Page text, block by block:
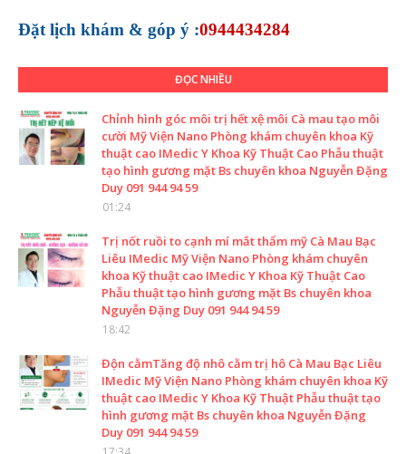
Đặt lịch khám & góp ý :0944434284
ĐỌC NHIỀU
Chỉnh hình góc môi trị hết xệ môi Cà mau tạo môi
cười Mỹ Viện Nano Phòng khám chuyên khoa Kỹ
thuật cao IMedic Y Khoa Kỹ Thuật Cao Phẫu thuật
tạo hình gương mặt Bs chuyên khoa Nguyễn Đặng
Duy 091 944 94 59
01:24
Trị nốt ruồi to cạnh mí mắt thẩm mỹ Cà Mau Bạc
Liêu IMedic Mỹ Viện Nano Phòng khám chuyên
khoa Kỹ thuật cao IMedic Y Khoa Kỹ Thuật Cao
Phẫu thuật tạo hình gương mặt Bs chuyên khoa
Nguyễn Đặng Duy 091 944 94 59
18:42
Độn cằmTăng độ nhô cằm trị hô Cà Mau Bạc Liêu
IMedic Mỹ Viện Nano Phòng khám chuyên khoa Kỹ
thuật cao IMedic Y Khoa Kỹ Thuật Phẫu thuật tạo
hình gương mặt Bs chuyên khoa Nguyễn Đặng
Duy 091 944 94 59